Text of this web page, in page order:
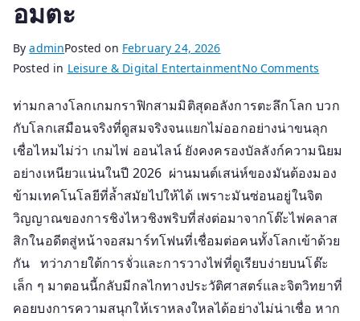
อมตะ
ByadminPosted on February 24, 2026
Posted in Leisure & Digital EntertainmentNo Comments
เสน่ห์
เกม
ไพ่
คลาส
ของ
เกม
ไพ่
ออนไล
ท่ามกลางโลกเกมกราฟิกสามมิติสุดอลังการตะลึกโลก บวก
กับโลกเสมือนจริงที่ดูสมจริงจนแยกไม่ออกอย่างน่าขนลุก
เชื่อไหมไม่ว่า เกมไพ่ ออนไลน์ ยังคงครองบัลลังก์ความนิยม
อย่างเหนียวแน่นในปี 2026 ผ่านมนต์เสน่ห์ของมันต้องมอง
ข้ามเทคโนโลยีที่ล้ำสมัยไปให้ได้ เพราะมันซ่อนอยู่ในจิต
วิญญาณของการชิงไหวชิงพริบที่ส่งต่อมาจากโต๊ะไพ่คลาส
สิกในอดีตสู่หน้าจอสมาร์ทโฟนที่เชื่อมต่อคนทั้งโลกเข้าด้วย
กัน ทว่าภายใต้การจั่วและการวางไพ่ที่ดูเรียบง่ายบนโต๊ะ
เล็ก ๆ มาตอนนี้กลับมีกลไกทางประวัติศาสตร์และจิตวิทยาที่
คอยบงการความสนุกให้เราหลงใหลได้อย่างไม่น่าเชื่อ หาก